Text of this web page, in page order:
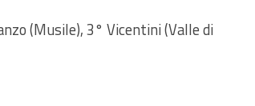
(Musile), 3° Vicentini (Valle di